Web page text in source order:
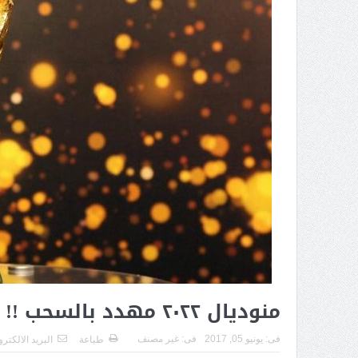
منوديال ٢٠٢٢ مهدد بالسحب !!
فى: يونيو 05, 2017 فى:غير مصنف طباعة البريد